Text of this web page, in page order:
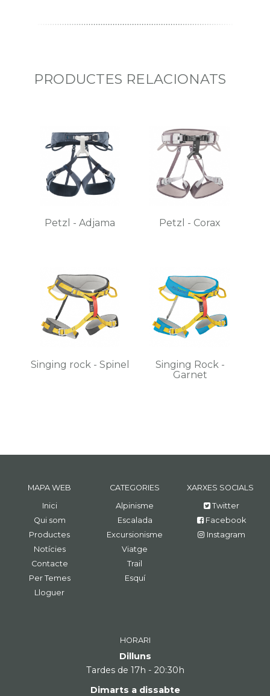
PRODUCTES RELACIONATS
Petzl - Adjama Petzl - Corax
Singing rock - Spinel
Singing Rock -
Garnet
MAPA WEB
Inici
Qui som
Productes
Notícies
Contacte
Per Temes
Lloguer
CATEGORIES
Alpinisme
Escalada
Excursionisme
Viatge
Trail
Esquí
XARXES SOCIALS
Twitter
Facebook
Instagram
HORARI
Dilluns
Tardes de 17h - 20:30h
Dimarts a dissabte